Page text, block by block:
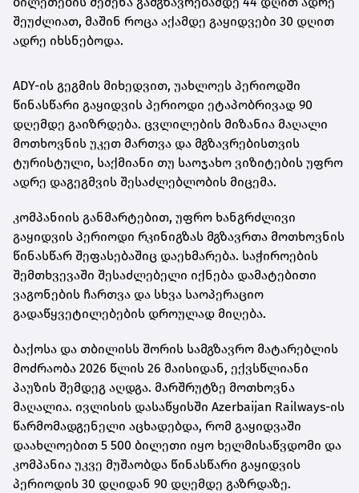
შეუძლიათ, მაშინ როცა აქამდე გაყიდვები 30 დღით
ადრე იხსნებოდა.
ADY-ის გეგმის მიხედვით, უახლოეს პერიოდში
წინასწარი გაყიდვის პერიოდი ეტაპობრივად 90
დღემდე გაიზრდება. ცვლილების მიზანია მაღალი
მოთხოვნის უკეთ მართვა და მგზავრებისთვის
ტურისტული, საქმიანი თუ საოჯახო ვიზიტების უფრო
ადრე დაგეგმვის შესაძლებლობის მიცემა.
კომპანიის განმარტებით, უფრო ხანგრძლივი
გაყიდვის პერიოდი რკინიგზას მგზავრთა მოთხოვნის
წინასწარ შეფასებაშიც დაეხმარება. საჭიროების
შემთხვევაში შესაძლებელი იქნება დამატებითი
ვაგონების ჩართვა და სხვა საოპერაციო
გადაწყვეტილებების დროულად მიღება.
ბაქოსა და თბილისს შორის სამგზავრო მატარებლის
მოძრაობა 2026 წლის 26 მაისიდან, ექვსწლიანი
პაუზის შემდეგ აღდგა. მარშრუტზე მოთხოვნა
მაღალია. ივლისის დასაწყისში Azerbaijan Railways-ის
წარმომადგენელი აცხადებდა, რომ გაყიდვაში
დაახლოებით 5 500 ბილეთი იყო ხელმისაწვდომი და
კომპანია უკვე მუშაობდა წინასწარი გაყიდვის
პერიოდის 30 დღიდან 90 დღემდე გაზრდაზე.